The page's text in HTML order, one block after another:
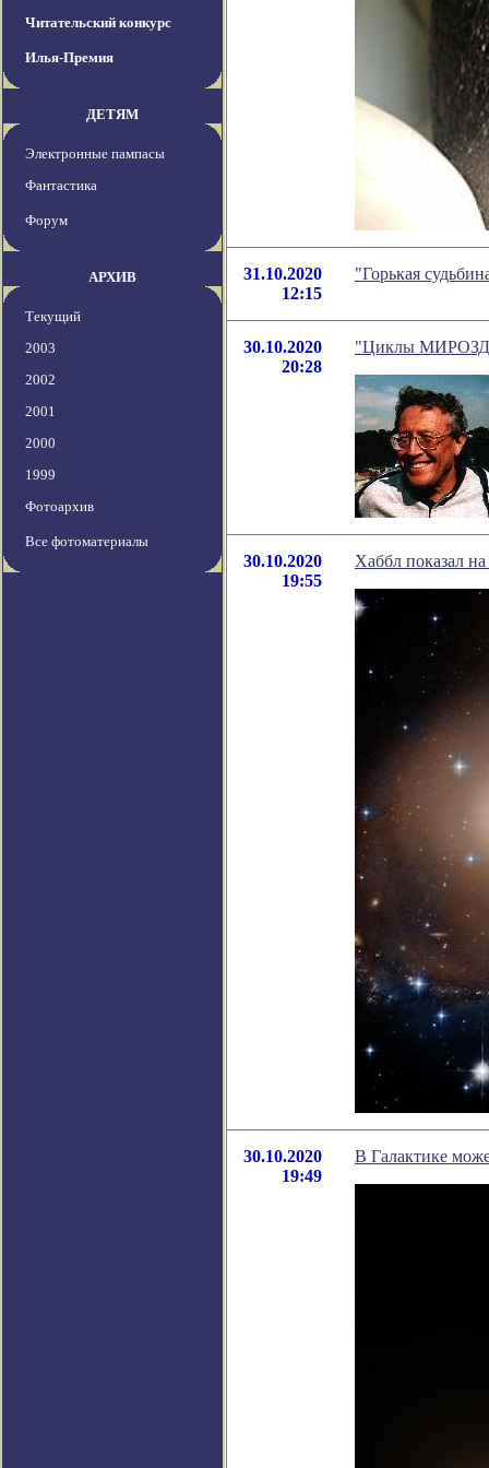
Читательский конкурс
Илья-Премия
ДЕТЯМ
Электронные пампасы
Фантастика
Форум
АРХИВ
Текущий
2003
2002
2001
2000
1999
Фотоархив
Все фотоматериалы
31.10.2020
12:15
"Горькая
30.10.2020
20:28
"Циклы
30.10.2020
19:55
Хаббл показал
30.10.2020
19:49
В Галактике